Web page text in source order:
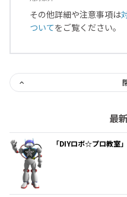
その他詳細や注意事項は
ついてをご覧ください。
最
「DIYロボ☆プロ教室